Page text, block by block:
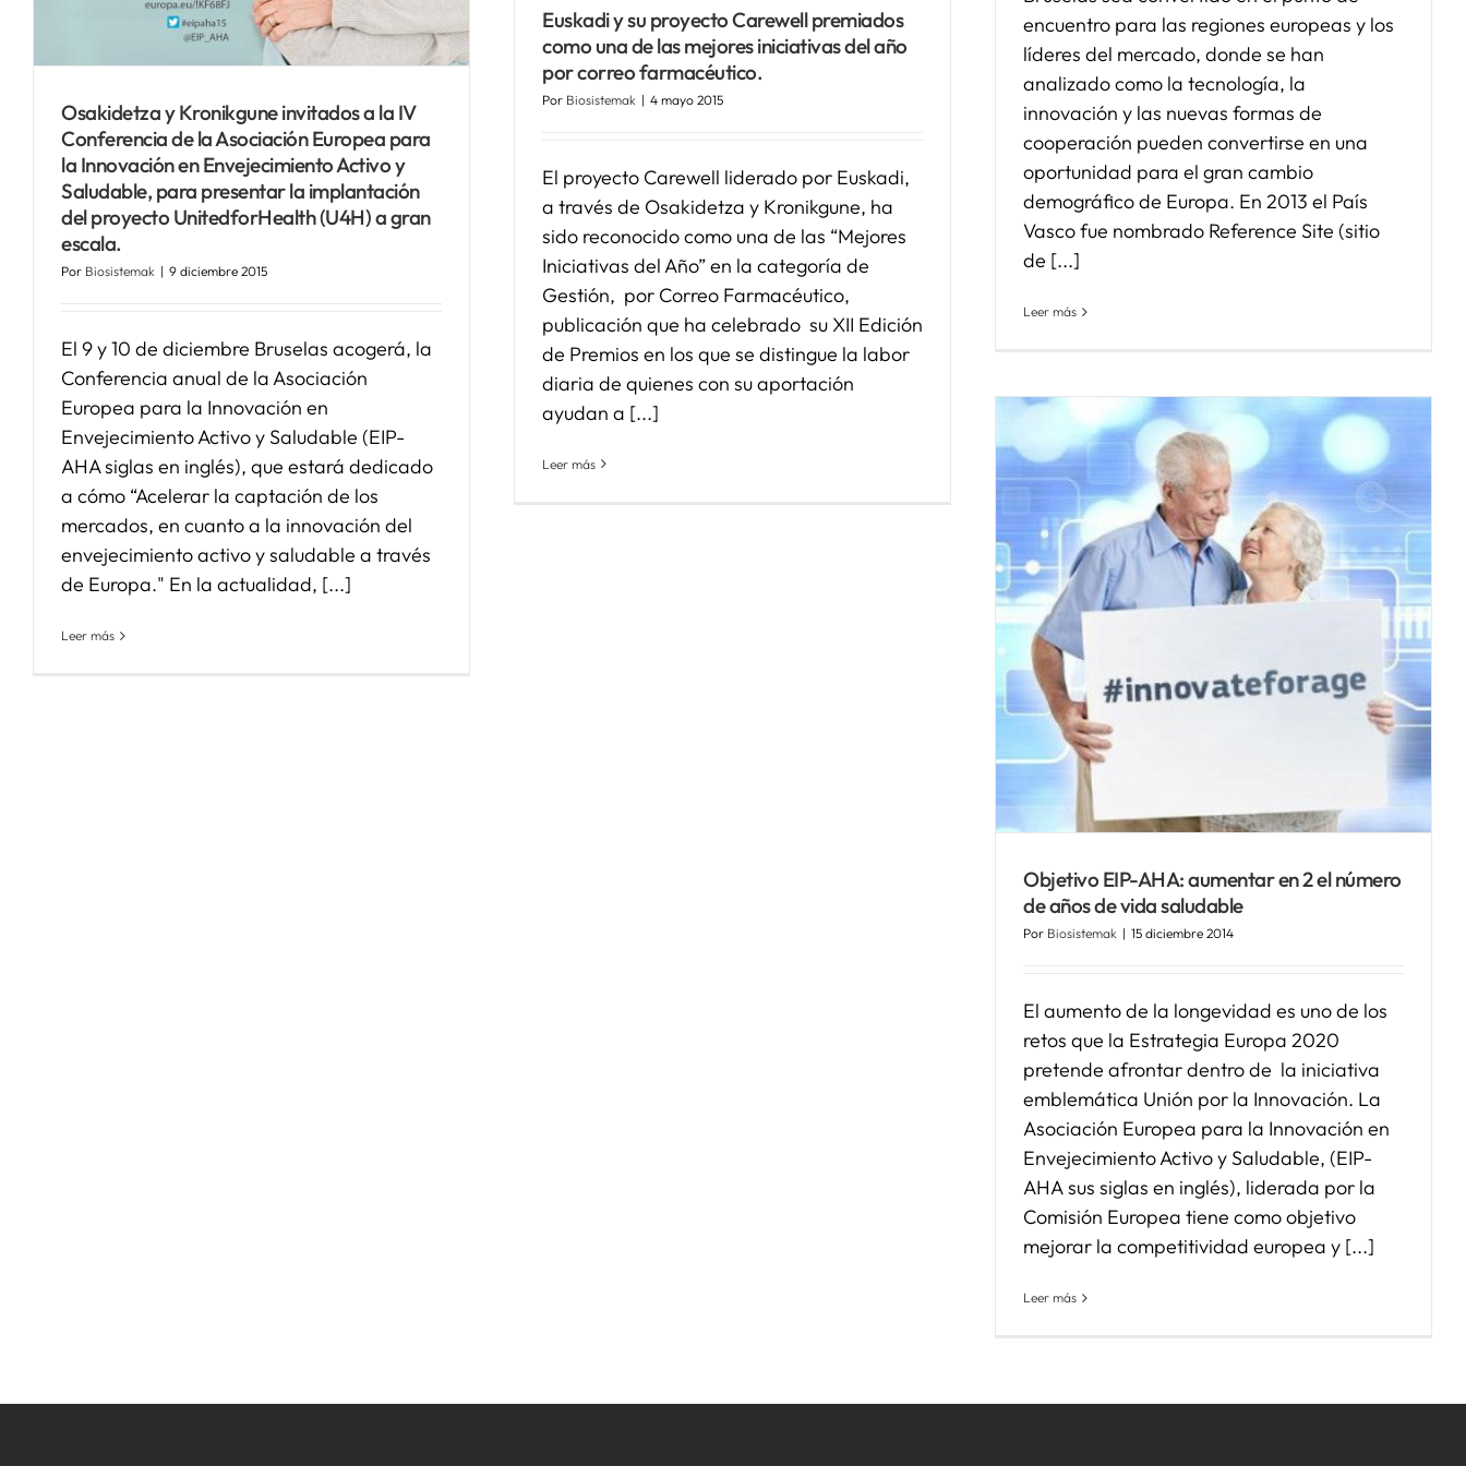
Osakidetza y Kronikgune invitados a la IV
Conferencia de la Asociación Europea para
la Innovación en Envejecimiento Activo y
Saludable, para presentar la implantación
del proyecto UnitedforHealth (U4H) a gran
escala.
Por Biosistemak | 9 diciembre 2015
El 9 y 10 de diciembre Bruselas acogerá, la
Conferencia anual de la Asociación
Europea para la Innovación en
Envejecimiento Activo y Saludable (EIP-
AHA siglas en inglés), que estará dedicado
a cómo “Acelerar la captación de los
mercados, en cuanto a la innovación del
envejecimiento activo y saludable a través
de Europa." En la actualidad, [...]
Leer más
Euskadi y su proyecto Carewell premiados
como una de las mejores iniciativas del año
por correo farmacéutico.
Por Biosistemak | 4 mayo 2015
El proyecto Carewell liderado por Euskadi,
a través de Osakidetza y Kronikgune, ha
sido reconocido como una de las “Mejores
Iniciativas del Año” en la categoría de
Gestión, por Correo Farmacéutico,
publicación que ha celebrado su XII Edición
de Premios en los que se distingue la labor
diaria de quienes con su aportación
ayudan a [...]
Leer más
encuentro para las regiones europeas y los
líderes del mercado, donde se han
analizado como la tecnología, la
innovación y las nuevas formas de
cooperación pueden convertirse en una
oportunidad para el gran cambio
demográfico de Europa. En 2013 el País
Vasco fue nombrado Reference Site (sitio
de [...]
Leer más
Objetivo EIP-AHA: aumentar en 2 el número
de años de vida saludable
Por Biosistemak | 15 diciembre 2014
El aumento de la longevidad es uno de los
retos que la Estrategia Europa 2020
pretende afrontar dentro de la iniciativa
emblemática Unión por la Innovación. La
Asociación Europea para la Innovación en
Envejecimiento Activo y Saludable, (EIP-
AHA sus siglas en inglés), liderada por la
Comisión Europea tiene como objetivo
mejorar la competitividad europea y [...]
Leer más